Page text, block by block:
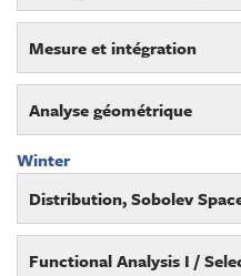
Mesure et intégration
Analyse géométrique
Winter
Distribution, Sobolev
Functional Analysis I /